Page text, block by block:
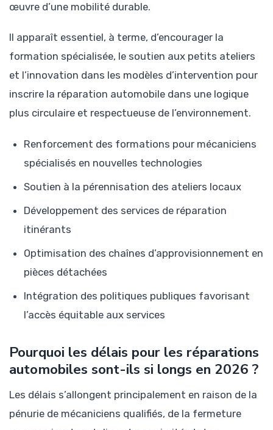
œuvre d’une mobilité durable.
Il apparaît essentiel, à terme, d’encourager la
formation spécialisée, le soutien aux petits ateliers
et l’innovation dans les modèles d’intervention pour
inscrire la réparation automobile dans une logique
plus circulaire et respectueuse de l’environnement.
Renforcement des formations pour mécaniciens
spécialisés en nouvelles technologies
Soutien à la pérennisation des ateliers locaux
Développement des services de réparation
itinérants
Optimisation des chaînes d’approvisionnement en
pièces détachées
Intégration des politiques publiques favorisant
l’accès équitable aux services
Pourquoi les délais pour les réparations
automobiles sont-ils si longs en 2026 ?
Les délais s’allongent principalement en raison de la
pénurie de mécaniciens qualifiés, de la fermeture